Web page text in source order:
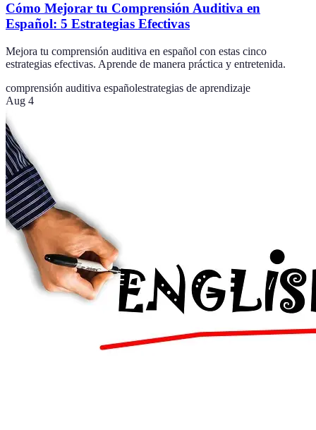
Cómo Mejorar tu Comprensión Auditiva en
Español: 5 Estrategias Efectivas
Mejora tu comprensión auditiva en español con estas cinco
estrategias efectivas. Aprende de manera práctica y entretenida.
comprensión auditiva españolestrategias de aprendizaje
Aug 4